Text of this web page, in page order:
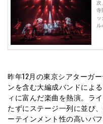
昨年12月の東京シアターガ
ンを含む大編成バンドによ
ィに富んだ楽曲を熱演。ラ
たずにステージ一列に並び
ーテインメント性の高いパ